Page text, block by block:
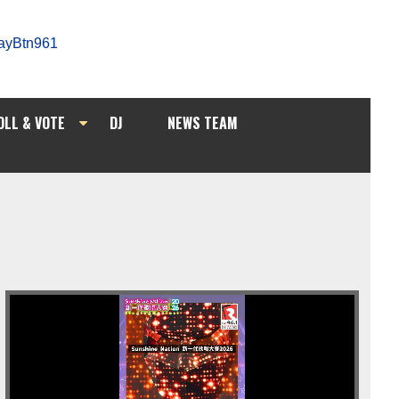
& VOTE DJ
NEWS TEAM